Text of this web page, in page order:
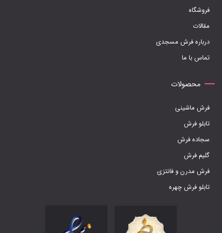
فروشگاه
مقالات
درباره فرش مسجدی
تماس با ما
محصولات
فرش ماشینی
تابلو فرش
سجاده فرش
گلیم فرش
فرش مدرن و فانتزی
تابلو فرش چهره